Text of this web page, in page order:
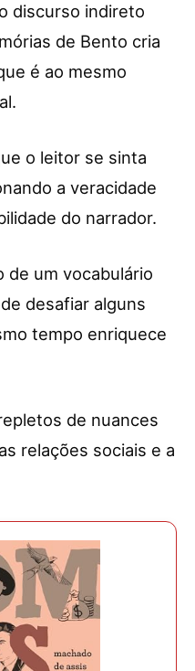
discurso indireto
de Bento cria
é ao mesmo
o leitor se sinta
a veracidade
do narrador.
de um vocabulário
desafiar alguns
tempo enriquece
de nuances
relações sociais e a